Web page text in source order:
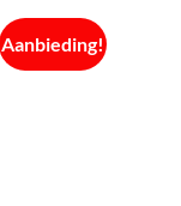
Aanbieding!